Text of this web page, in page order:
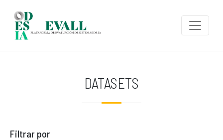
DATASETS
Filtrar por